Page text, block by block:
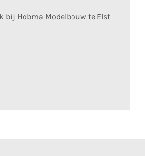
bij Hobma Modelbouw te Elst